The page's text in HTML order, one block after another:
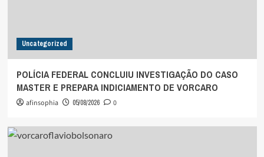
Uncategorized
POLÍCIA FEDERAL CONCLUIU INVESTIGAÇÃO DO CASO
MASTER E PREPARA INDICIAMENTO DE VORCARO
afinsophia 05/08/2026 0